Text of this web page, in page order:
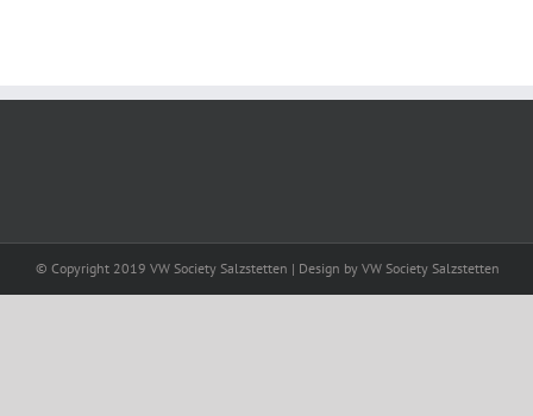
© Copyright 2019 VW Society Salzstetten | Design by VW Society Salzstetten